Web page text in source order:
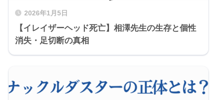
2026年1月5日
【イレイザーヘッド死亡】相澤先生の生存と個性
消失・足切断の真相